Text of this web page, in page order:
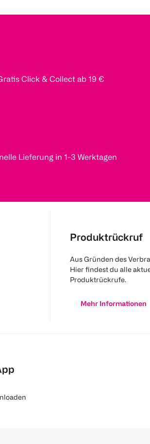
Click & Collect ab 19 €
Lieferung in 1-3 Werktagen
Produktrückruf
Aus Gründen des
Hier findest du alle
Produktrückrufe.
Mehr Informationen